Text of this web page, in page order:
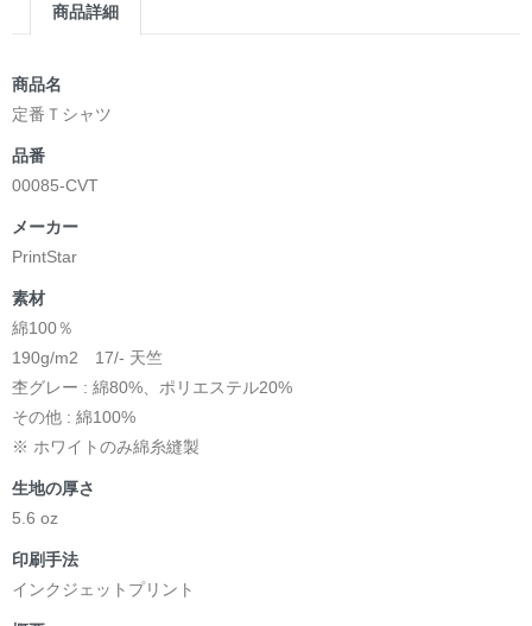
商品詳細
商品名
定番Ｔシャツ
品番
00085-CVT
メーカー
PrintStar
素材
綿100％
190g/m2 17/- 天竺
杢グレー : 綿80%、ポリエステル20%
その他 : 綿100%
※ ホワイトのみ綿糸縫製
生地の厚さ
5.6 oz
印刷手法
インクジェットプリント